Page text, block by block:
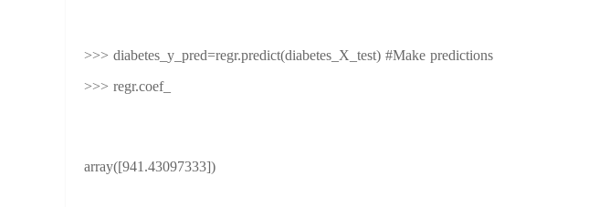
>>> diabetes_y_pred=regr.predict(diabetes_X_test) #Make predictions
>>> regr.coef_
array([941.43097333])